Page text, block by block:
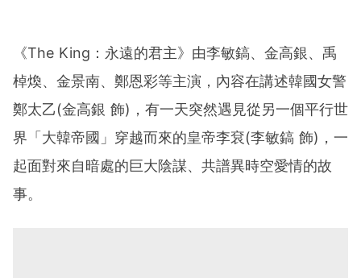
《The King：永遠的君主》由李敏鎬、金高銀、禹
棹煥、金景南、鄭恩彩等主演，內容在講述韓國女警
鄭太乙(金高銀 飾)，有一天突然遇見從另一個平行世
界「大韓帝國」穿越而來的皇帝李袞(李敏鎬 飾)，一
起面對來自暗處的巨大陰謀、共譜異時空愛情的故
事。